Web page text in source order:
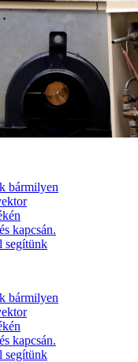
bármilyen
kapcsán.
segítünk
bármilyen
kapcsán.
segítünk